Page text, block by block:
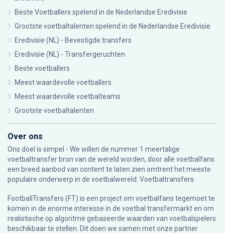
Beste Voetballers spelend in de Nederlandse Eredivisie
Grootste voetbaltalenten spelend in de Nederlandse Eredivisie
Eredivisie (NL) - Bevestigde transfers
Eredivisie (NL) - Transfergeruchten
Beste voetballers
Meest waardevolle voetballers
Meest waardevolle voetbalteams
Grootste voetbaltalenten
Over ons
Ons doel is simpel - We willen de nummer 1 meertalige
voetbaltransfer bron van de wereld worden, door alle voetbalfans
een breed aanbod van content te laten zien omtrent het meeste
populaire onderwerp in de voetbalwereld: Voetbaltransfers.
FootballTransfers (FT) is een project om voetbalfans tegemoet te
komen in de enorme interesse in de voetbal transfermarkt en om
realistische op algoritme gebaseerde waarden van voetbalspelers
beschikbaar te stellen. Dit doen we samen met onze partner